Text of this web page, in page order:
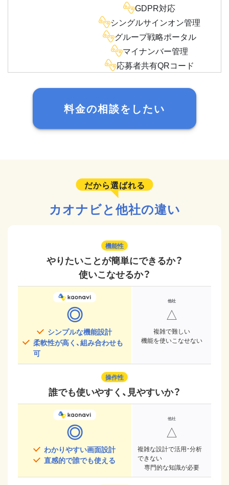
GDPR対応
シングルサインオン管理
グループ戦略ポータル
マイナンバー管理
応募者共有QRコード
料金の相談をしたい
だから選ばれる
カオナビと他社の違い
機能性
やりたいことが簡単にできるか？
使いこなせるか？
◎
シンプルな機能設計
柔軟性が高く、組み合わせも
可
△
複雑で難しい
機能を使いこなせない
操作性
誰でも使いやすく、見やすいか？
◎
わかりやすい画面設計
直感的で誰でも使える
△
複雑な設計で活用・分析
できない
専門的な知識が必要